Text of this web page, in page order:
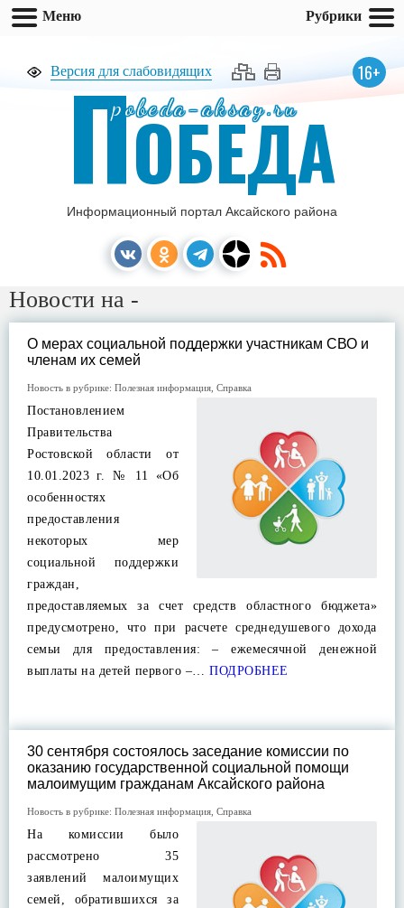
Версия для слабовидящих 16+
pobeda-aksay.ru
ПОБЕДА
Информационный портал Аксайского района
Новости на -
О мерах социальной поддержки участникам СВО и
членам их семей
Новость в рубрике: Полезная информация Справка
Постановлением
Правительства
Ростовской области от
10.01.2023 г. № 11 «Об
особенностях
предоставления
некоторых мер
социальной поддержки
граждан,
предоставляемых за счет средств областного бюджета»
предусмотрено, что при расчете среднедушевого дохода
семьи для предоставления: – ежемесячной денежной
выплаты на детей первого –… ПОДРОБНЕЕ
30 сентября состоялось заседание комиссии по
оказанию государственной социальной помощи
малоимущим гражданам Аксайского района
Новость в рубрике: Полезная информация Справка
На комиссии было
рассмотрено 35
заявлений малоимущих
семей, обратившихся за
Меню Рубрики